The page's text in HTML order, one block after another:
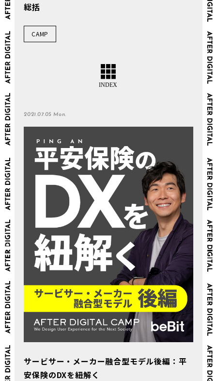
総括
CAMP
2021.07.05 Mon.
サービサー・メーカー融合型モデル後編：平
安保険のDXを紐解く